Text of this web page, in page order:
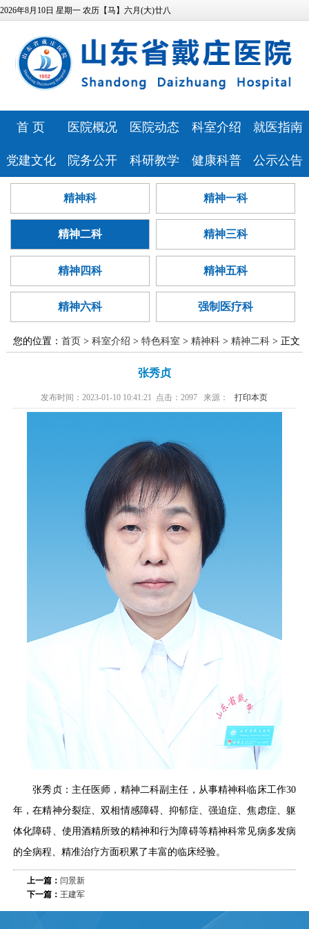
2026年8月10日 星期一 农历【马】六月(大)廿八
首 页 医院概况
医院简介
领导班子
发展历程
医疗资源
医院位置
医院动态
医院新闻
媒体报道
科室介绍
特色科室
心理健康中
心
医技科室
就医指南
专家风采
预约挂号
药事咨询
党建文化
历史纪念馆
青年文明号
院务公开
信息公开
服务指南
信访投诉
预算公开
科研教学
继续教育
住院医师规
员会
国家药物临
健康科普
讲座报告
病友心声
心理云讲堂
公示公告
人事招聘
精神科 精神一科
精神二科 精神三科
精神四科 精神五科
精神六科 强制医疗科
您的位置： 首页 > 科室介绍 > 特色科室 > 精神科> 精神二科> 正文
张秀贞
发布时间：2023-01-10 10:41:21 点击：2097 来源：打印本页
张秀贞：主任医师，精神二科副主任，从事精神科临床工作30
年，在精神分裂症、双相情感障碍、抑郁症、强迫症、焦虑症、躯
体化障碍、使用酒精所致的精神和行为障碍等精神科常见病多发病
的全病程、精准治疗方面积累了丰富的临床经验。
上一篇： 闫景新
下一篇： 王建军